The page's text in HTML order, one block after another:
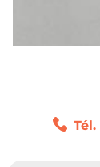
Tél.